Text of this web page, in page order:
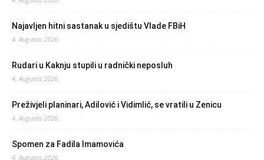
Najavljen hitni sastanak u sjedištu Vlade FBiH
4. Augusta 2026.
Rudari u Kaknju stupili u radnički neposluh
4. Augusta 2026.
Preživjeli planinari, Adilović i Vidimlić, se vratili u Zenicu
4. Augusta 2026.
Spomen za Fadila Imamovića
4. Augusta 2026.